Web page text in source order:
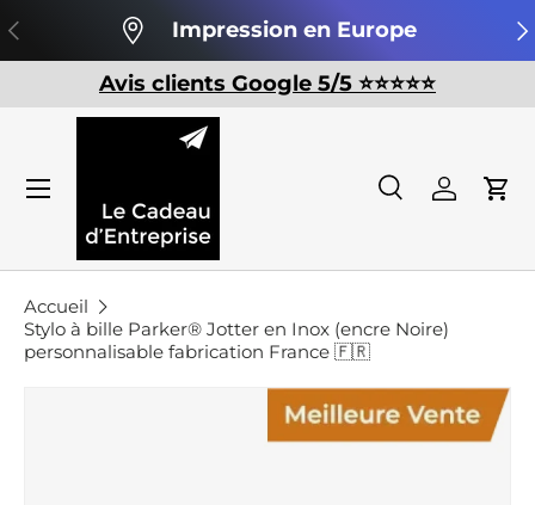
Aller au contenu
Précédent Impression en Europe
Avis clients Google 5/5 ⭐️⭐️⭐️⭐️⭐️
Recherche
Recherche
Se
Accueil
Stylo à bille Parker® Jotter en Inox (encre Noire)
personnalisable fabrication France 🇫🇷